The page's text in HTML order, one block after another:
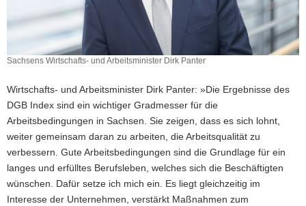
Sachsens Wirtschafts- und Arbeitsminister Dirk Panter
Wirtschafts- und Arbeitsminister Dirk Panter: »Die Ergebnisse des
DGB Index sind ein wichtiger Gradmesser für die
Arbeitsbedingungen in Sachsen. Sie zeigen, dass es sich lohnt,
weiter gemeinsam daran zu arbeiten, die Arbeitsqualität zu
verbessern. Gute Arbeitsbedingungen sind die Grundlage für ein
langes und erfülltes Berufsleben, welches sich die Beschäftigten
wünschen. Dafür setze ich mich ein. Es liegt gleichzeitig im
Interesse der Unternehmen, verstärkt Maßnahmen zum